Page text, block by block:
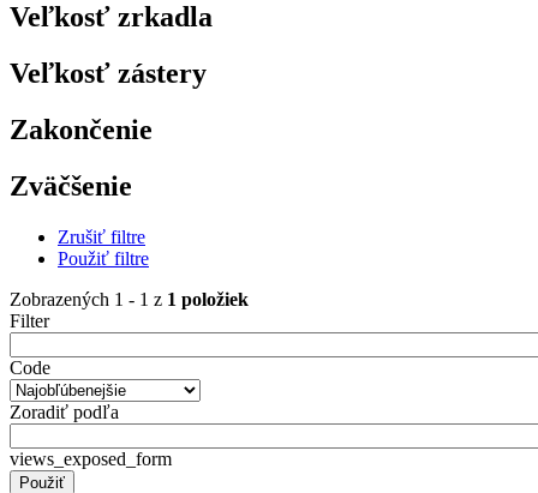
Veľkosť zrkadla
Veľkosť zástery
Zakončenie
Zväčšenie
Zrušiť filtre
Použiť filtre
Zobrazených 1 - 1 z 1 položiek
Filter
Code
Zoradiť podľa
views_exposed_form